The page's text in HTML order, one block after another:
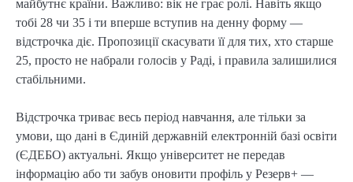
майбутнє країни. Важливо: вік не грає ролі. Навіть якщо
тобі 28 чи 35 і ти вперше вступив на денну форму —
відстрочка діє. Пропозиції скасувати її для тих, хто старше
25, просто не набрали голосів у Раді, і правила залишилися
стабільними.
Відстрочка триває весь період навчання, але тільки за
умови, що дані в Єдиній державній електронній базі освіти
(ЄДЕБО) актуальні. Якщо університет не передав
інформацію або ти забув оновити профіль у Резерв+ —